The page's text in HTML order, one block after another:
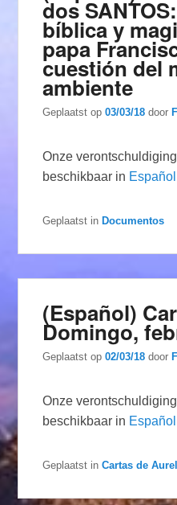
dos
bíblica y
papa
cuestión del
ambiente
Geplaatst op03/03/18 door
Onze
beschikbaar in Español
Geplaatst in Documentos
(Español)
Domingo,
Geplaatst op02/03/18 door
Onze
beschikbaar in Español
Geplaatst in Cartas de